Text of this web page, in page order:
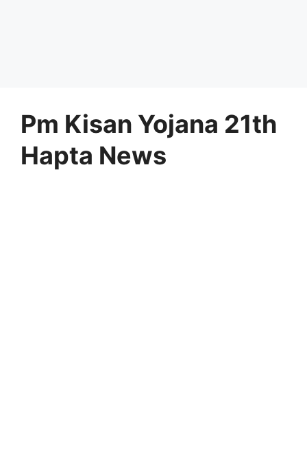
Pm Kisan Yojana 21th
Hapta News